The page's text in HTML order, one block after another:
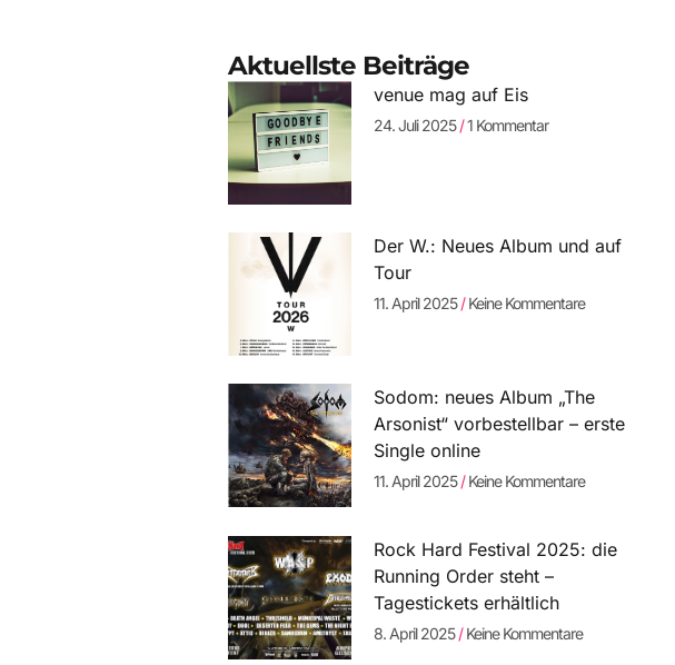
Aktuellste Beiträge
venue mag auf Eis
24. Juli 2025 1 Kommentar
Der W.: Neues Album und auf
Tour
11. April 2025 Keine Kommentare
Sodom: neues Album „The
Arsonist“ vorbestellbar – erste
Single online
11. April 2025 Keine Kommentare
Rock Hard Festival 2025: die
Running Order steht –
Tagestickets erhältlich
8. April 2025 Keine Kommentare